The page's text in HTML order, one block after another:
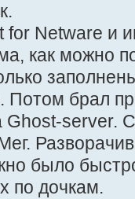
for Netware и
как можно
брал
Ghost-server.
было
по дочкам.